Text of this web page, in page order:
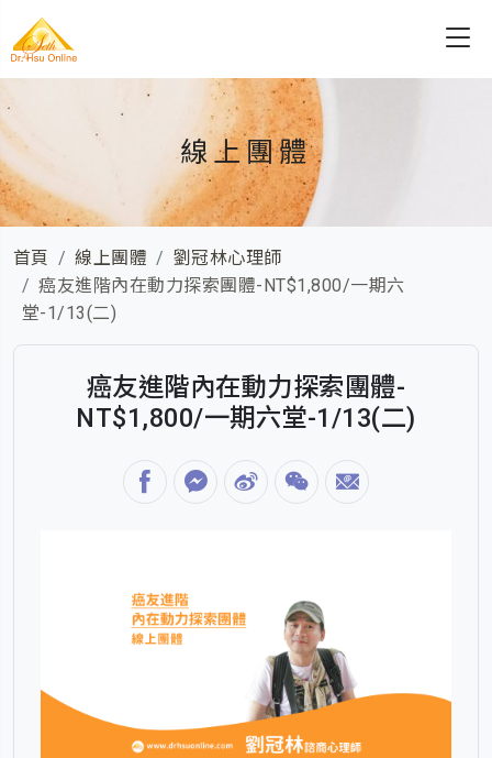
線上團體
首頁 線上團體
劉冠林心理師
癌友進階內在動力探索團體-NT$1,800/一期六
堂-1/13(二)
癌友進階內在動力探索團體-
NT$1,800/一期六堂-1/13(二)